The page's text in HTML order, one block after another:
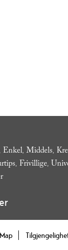
Enkel, Middels,
, Frivillige,
,